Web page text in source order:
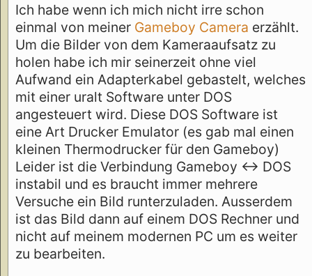
Ich habe wenn ich mich nicht irre schon
einmal von meiner Gameboy Camera erzählt.
Um die Bilder von dem Kameraaufsatz zu
holen habe ich mir seinerzeit ohne viel
Aufwand ein Adapterkabel gebastelt, welches
mit einer uralt Software unter DOS
angesteuert wird. Diese DOS Software ist
eine Art Drucker Emulator (es gab mal einen
kleinen Thermodrucker für den Gameboy)
Leider ist die Verbindung Gameboy <-> DOS
instabil und es braucht immer mehrere
Versuche ein Bild runterzuladen. Ausserdem
ist das Bild dann auf einem DOS Rechner und
nicht auf meinem modernen PC um es weiter
zu bearbeiten.